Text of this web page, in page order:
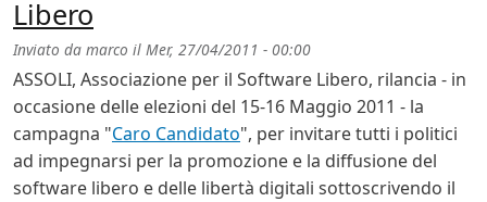
Libero
Inviato da marco il Mer, 27/04/2011 - 00:00
ASSOLI, Associazione per il Software Libero, rilancia - in
occasione delle elezioni del 15-16 Maggio 2011 - la
campagna "Caro Candidato", per invitare tutti i politici
ad impegnarsi per la promozione e la diffusione del
software libero e delle libertà digitali sottoscrivendo il